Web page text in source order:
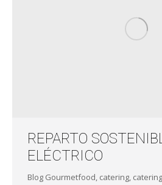
REPARTO
ELÉCTRICO
Blog Gourmetfood, catering,